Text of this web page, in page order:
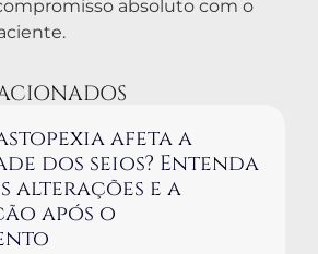
absoluto com o
afeta a
dos seios? Entenda
alterações e a
após o